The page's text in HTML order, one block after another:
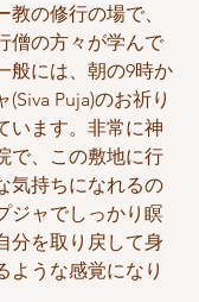
教の修行の場で、
僧の方々が学んで
般には、朝の9時か
Puja)のお祈り
います。非常に神
で、この敷地に行
気持ちになれるの
ジャでしっかり瞑
分を取り戻して身
ような感覚になり